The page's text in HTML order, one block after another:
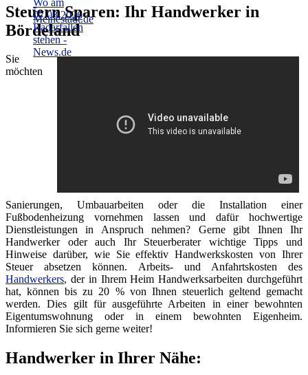
Steuern Sparen: Ihr Handwerker in
Bördeland
Sie
möchten
Sanierungen, Umbauarbeiten oder die Installation einer
Fußbodenheizung vornehmen lassen und dafür hochwertige
Dienstleistungen in Anspruch nehmen? Gerne gibt Ihnen Ihr
Handwerker oder auch Ihr Steuerberater wichtige Tipps und
Hinweise darüber, wie Sie effektiv Handwerkskosten von Ihrer
Steuer absetzen können. Arbeits- und Anfahrtskosten des
Handwerkers, der in Ihrem Heim Handwerksarbeiten durchgeführt
hat, können bis zu 20 % von Ihnen steuerlich geltend gemacht
werden. Dies gilt für ausgeführte Arbeiten in einer bewohnten
Eigentumswohnung oder in einem bewohnten Eigenheim.
Informieren Sie sich gerne weiter!
Handwerker in Ihrer Nähe: